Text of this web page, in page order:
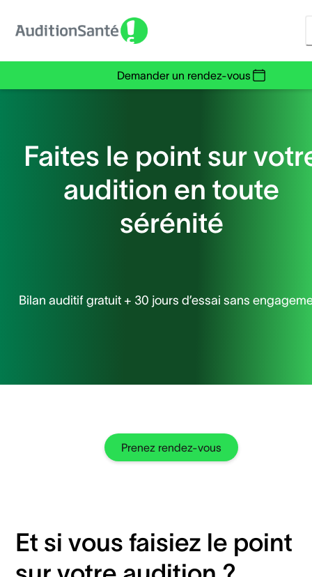
Demander un rendez-vous
Faites le point sur
audition en toute
sérénité
Bilan auditif gratuit + 30 jours d’essai sans
Prenez rendez-vous
Et si vous faisiez le point